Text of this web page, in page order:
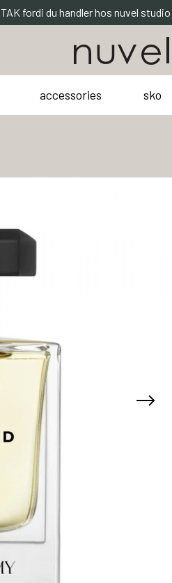
TAK fordi du handler hos nuvel
accessories sko